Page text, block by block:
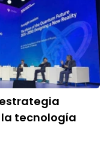
tecnología